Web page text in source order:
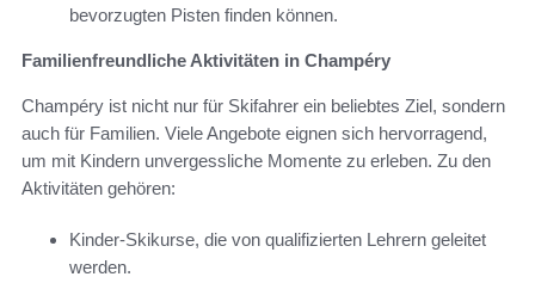
bevorzugten Pisten finden können.
Familienfreundliche Aktivitäten in Champéry
Champéry ist nicht nur für Skifahrer ein beliebtes Ziel, sondern
auch für Familien. Viele Angebote eignen sich hervorragend,
um mit Kindern unvergessliche Momente zu erleben. Zu den
Aktivitäten gehören:
Kinder-Skikurse, die von qualifizierten Lehrern geleitet
werden.